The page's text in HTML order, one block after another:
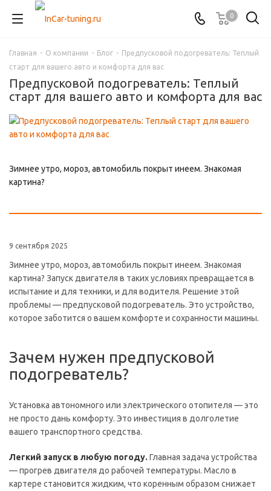
0
Главная - О компании - Блог - Предпусковой подогреватель: Теплый
старт для вашего авто и комфорта для вас
Предпусковой подогреватель: Теплый
старт для вашего авто и комфорта для вас
Зимнее утро, мороз, автомобиль покрыт инеем. Знакомая
картина?
9 сентября 2025
Зимнее утро, мороз, автомобиль покрыт инеем. Знакомая
картина? Запуск двигателя в таких условиях превращается в
испытание и для техники, и для водителя. Решение этой
проблемы — предпусковой подогреватель. Это устройство,
которое заботится о вашем комфорте и сохранности машины.
Зачем нужен предпусковой
подогреватель?
Установка автономного или электрического отопителя — это
не просто дань комфорту. Это инвестиция в долголетие
вашего транспортного средства.
Легкий запуск в любую погоду. Главная задача устройства
— прогрев двигателя до рабочей температуры. Масло в
картере становится жидким, что коренным образом снижает